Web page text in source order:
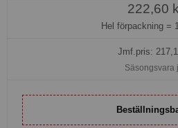
222,60
Hel förpackning =
Jmf.pris:
Säsongsvara